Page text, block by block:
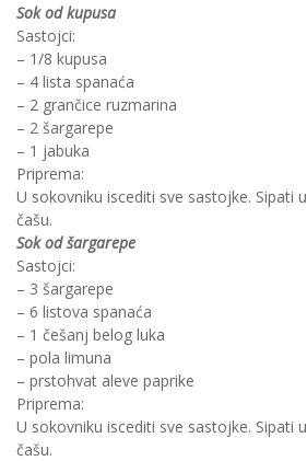
Sok od kupusa
Sastojci:
– 1/8 kupusa
– 4 lista spanaća
– 2 grančice ruzmarina
– 2 šargarepe
– 1 jabuka
Priprema:
U sokovniku iscediti sve sastojke. Sipati u
čašu.
Sok od šargarepe
Sastojci:
– 3 šargarepe
– 6 listova spanaća
– 1 češanj belog luka
– pola limuna
– prstohvat aleve paprike
Priprema:
U sokovniku iscediti sve sastojke. Sipati u
čašu.